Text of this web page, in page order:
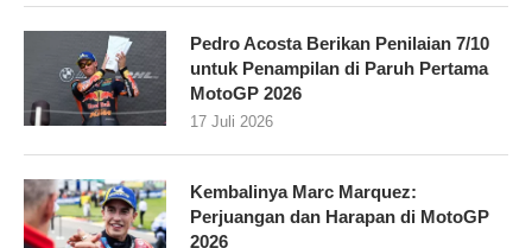
Pedro Acosta Berikan Penilaian 7/10
untuk Penampilan di Paruh Pertama
MotoGP 2026
17 Juli 2026
Kembalinya Marc Marquez:
Perjuangan dan Harapan di MotoGP
2026